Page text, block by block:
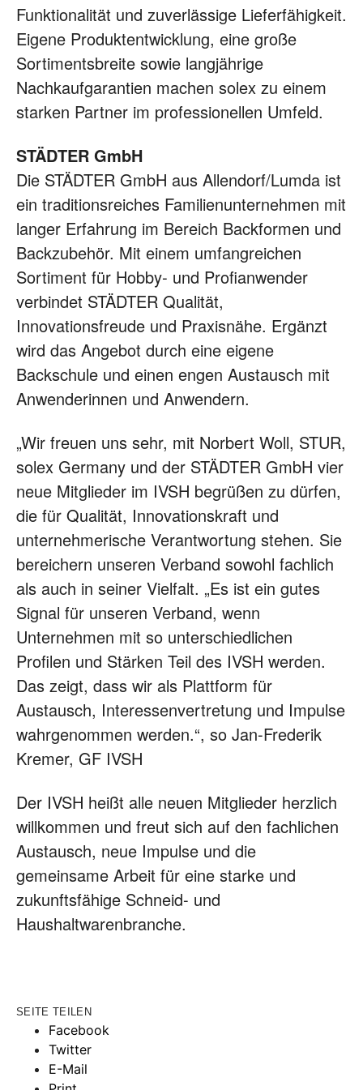
Funktionalität und zuverlässige Lieferfähigkeit.
Eigene Produktentwicklung, eine große
Sortimentsbreite sowie langjährige
Nachkaufgarantien machen solex zu einem
starken Partner im professionellen Umfeld.
STÄDTER GmbH
Die STÄDTER GmbH aus Allendorf/Lumda ist
ein traditionsreiches Familienunternehmen mit
langer Erfahrung im Bereich Backformen und
Backzubehör. Mit einem umfangreichen
Sortiment für Hobby‑ und Profianwender
verbindet STÄDTER Qualität,
Innovationsfreude und Praxisnähe. Ergänzt
wird das Angebot durch eine eigene
Backschule und einen engen Austausch mit
Anwenderinnen und Anwendern.
„Wir freuen uns sehr, mit Norbert Woll, STUR,
solex Germany und der STÄDTER GmbH vier
neue Mitglieder im IVSH begrüßen zu dürfen,
die für Qualität, Innovationskraft und
unternehmerische Verantwortung stehen. Sie
bereichern unseren Verband sowohl fachlich
als auch in seiner Vielfalt. „Es ist ein gutes
Signal für unseren Verband, wenn
Unternehmen mit so unterschiedlichen
Profilen und Stärken Teil des IVSH werden.
Das zeigt, dass wir als Plattform für
Austausch, Interessenvertretung und Impulse
wahrgenommen werden.“, so Jan-Frederik
Kremer, GF IVSH
Der IVSH heißt alle neuen Mitglieder herzlich
willkommen und freut sich auf den fachlichen
Austausch, neue Impulse und die
gemeinsame Arbeit für eine starke und
zukunftsfähige Schneid- und
Haushaltwarenbranche.
SEITE TEILEN
Facebook
Twitter
E-Mail